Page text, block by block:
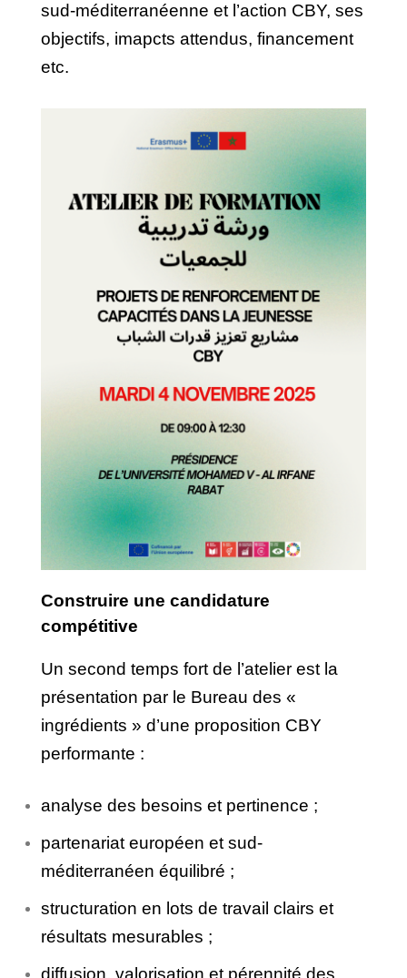
sud-méditerranéenne et l’action CBY, ses
objectifs, imapcts attendus, financement
etc.
Construire une candidature
compétitive
Un second temps fort de l’atelier est la
présentation par le Bureau des «
ingrédients » d’une proposition CBY
performante :
analyse des besoins et pertinence ;
partenariat européen et sud-
méditerranéen équilibré ;
structuration en lots de travail clairs et
résultats mesurables ;
diffusion, valorisation et pérennité des